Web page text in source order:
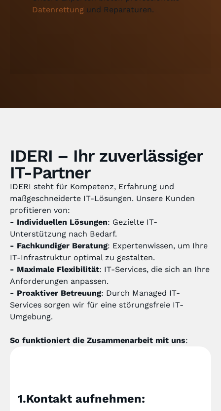
Datenrettung und Reparaturen.
IDERI – Ihr zuverlässiger
IT-Partner
IDERI steht für Kompetenz, Erfahrung und
maßgeschneiderte IT-Lösungen. Unsere Kunden
profitieren von:
- Individuellen Lösungen: Gezielte IT-
Unterstützung nach Bedarf.
- Fachkundiger Beratung: Expertenwissen, um Ihre
IT-Infrastruktur optimal zu gestalten.
- Maximale Flexibilität: IT-Services, die sich an Ihre
Anforderungen anpassen.
- Proaktiver Betreuung: Durch Managed IT-
Services sorgen wir für eine störungsfreie IT-
Umgebung.
So funktioniert die Zusammenarbeit mit uns:
1.Kontakt aufnehmen: